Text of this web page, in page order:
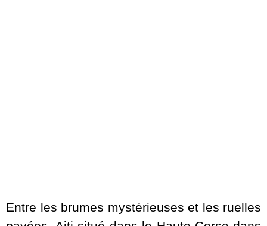
Entre les brumes mystérieuses et les ruelles